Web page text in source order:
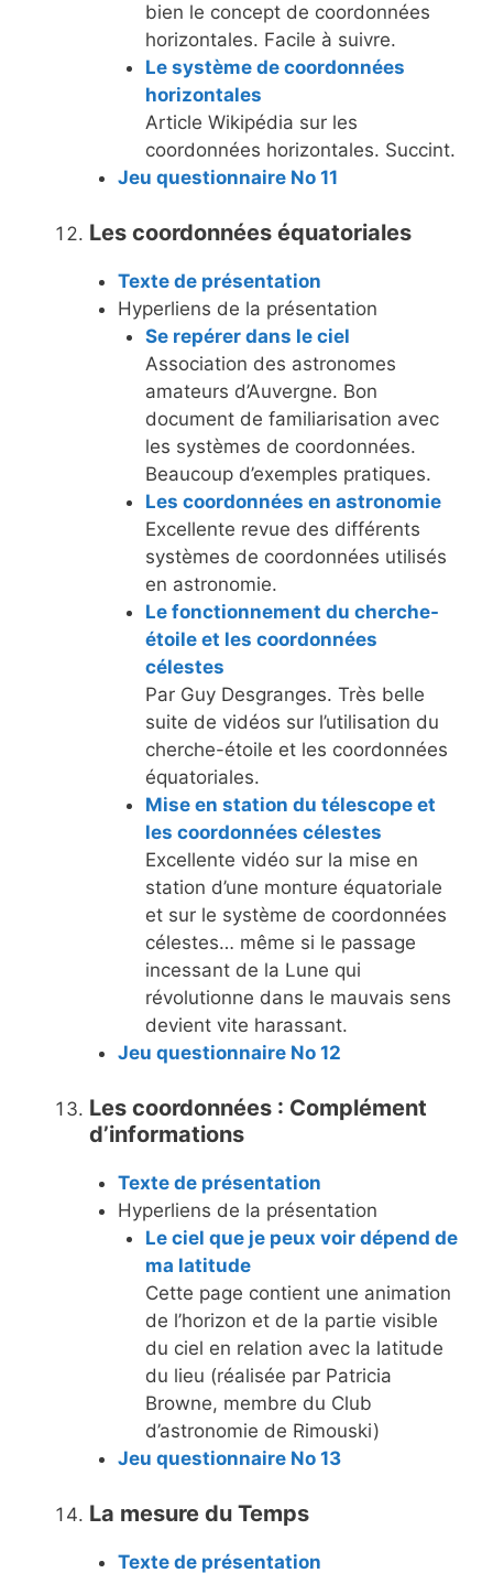
bien le concept de coordonnées
horizontales. Facile à suivre.
Le système de coordonnées
horizontales
Article Wikipédia sur les
coordonnées horizontales. Succint.
Jeu questionnaire No 11
Les coordonnées équatoriales
Texte de présentation
Hyperliens de la présentation
Se repérer dans le ciel
Association des astronomes
amateurs d’Auvergne. Bon
document de familiarisation avec
les systèmes de coordonnées.
Beaucoup d’exemples pratiques.
Les coordonnées en astronomie
Excellente revue des différents
systèmes de coordonnées utilisés
en astronomie.
Le fonctionnement du cherche-
étoile et les coordonnées
célestes
Par Guy Desgranges. Très belle
suite de vidéos sur l’utilisation du
cherche-étoile et les coordonnées
équatoriales.
Mise en station du télescope et
les coordonnées célestes
Excellente vidéo sur la mise en
station d’une monture équatoriale
et sur le système de coordonnées
célestes… même si le passage
incessant de la Lune qui
révolutionne dans le mauvais sens
devient vite harassant.
Jeu questionnaire No 12
Les coordonnées : Complément
d’informations
Texte de présentation
Hyperliens de la présentation
Le ciel que je peux voir dépend de
ma latitude
Cette page contient une animation
de l’horizon et de la partie visible
du ciel en relation avec la latitude
du lieu (réalisée par Patricia
Browne, membre du Club
d’astronomie de Rimouski)
Jeu questionnaire No 13
La mesure du Temps
Texte de présentation